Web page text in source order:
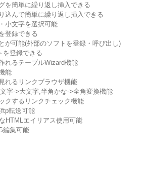
を簡単に繰り返し挿入できる
込んで簡単に繰り返し挿入できる
小文字を選択可能
登録できる
が可能(外部のソフトを登録・呼び出し)
を登録できる
れるテーブルWizard機能
能
れるリンクブラウザ機能
字->大文字,半角かな->全角変換機能
クするリンクチェック機能
ftp転送可能
HTMLエイリアス使用可能
編集可能